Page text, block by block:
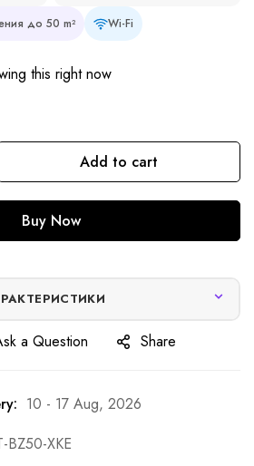
до 50 m² Wi-Fi
this right now
Add to cart
Buy Now
a Question Share
10 - 17 Aug, 2026
BZ50-XKE